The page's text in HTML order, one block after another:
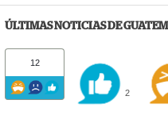
ÚLTIMAS NOTICIAS DE
12
2